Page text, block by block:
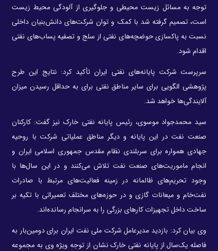
توجه به مسائل زیست محیطی و جلوگیری از آلودگی محیط زیست
است، تصمیم گرفته شد با کمک و توان شرکت‌های دانش‌بنیان داخلی
نسبت به پاکسازی حوضچه‌های نفتی از سلج و تصفیه پساب‌های نفتی
اقدام شود.
سرپرست شرکت پایانه‌های نفتی ایران تأکید کرد: نتایج این طرح
پژوهشی الگویی برای سایر مناطق نفتی برای به حداقل رسیدن میزان
آلایندگی‌ها خواهد شد.
سید محمدجواد موسوی، رئیس پایانه نفتی خارک نیز گفت: کارکنان
صنعت نفت در این پایانه و دیگر مناطق عملیاتی شرکت با روحیه
جهادی همواره برای سربلندی نظام مقدس جمهوری اسلامی ایران و
انجام ماموریت‌های صنعت نفت تلاش می‌کنند و در این سال‌ها با
وجود تحریم‌های ظالمانه در زمینه فعالیت‌های مرتبط با صادرات
نفت‌خام و میعانات گازی و در حوزه‌های مختلف تعمیراتی با تکیه بر
ساخت داخل تجهیزات کارهای بزرگی را به سرانجام رسانده‌اند.
وی بیان کرد: بازدید مدیرعامل شرکت ملی نفت ایران برای دومین‌بار به
فاصله یک‌سال از پایانه نفتی خارک نشان از توجه ویژه وی به مجموعه